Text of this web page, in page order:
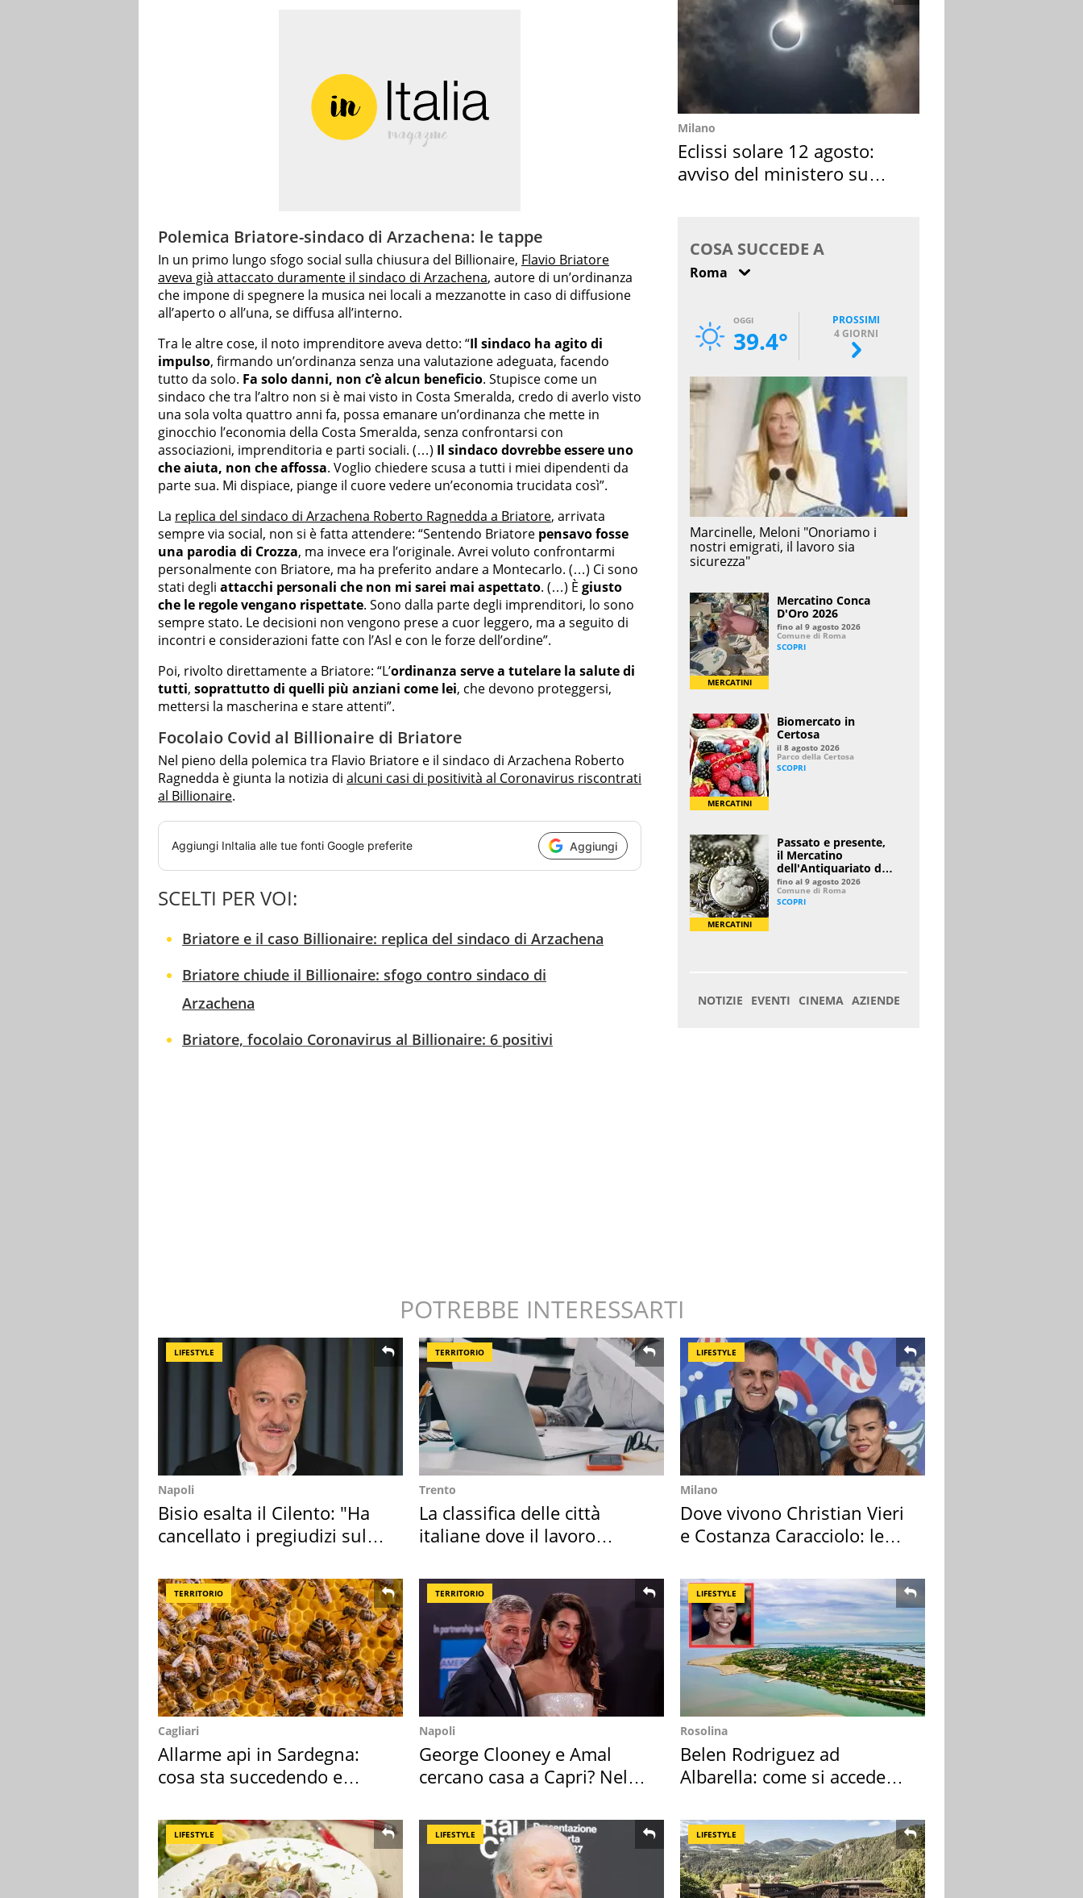
Polemica Briatore-sindaco di Arzachena: le tappe
In un primo lungo sfogo social sulla chiusura del Billionaire, Flavio Briatore
aveva già attaccato duramente il sindaco di Arzachena, autore di un’ordinanza
che impone di spegnere la musica nei locali a mezzanotte in caso di diffusione
all’aperto o all’una, se diffusa all’interno.
Tra le altre cose, il noto imprenditore aveva detto: “Il sindaco ha agito di
impulso, firmando un’ordinanza senza una valutazione adeguata, facendo
tutto da solo. Fa solo danni, non c’è alcun beneficio. Stupisce come un
sindaco che tra l’altro non si è mai visto in Costa Smeralda, credo di averlo visto
una sola volta quattro anni fa, possa emanare un’ordinanza che mette in
ginocchio l’economia della Costa Smeralda, senza confrontarsi con
associazioni, imprenditoria e parti sociali. (…) Il sindaco dovrebbe essere uno
che aiuta, non che affossa. Voglio chiedere scusa a tutti i miei dipendenti da
parte sua. Mi dispiace, piange il cuore vedere un’economia trucidata così”.
La replica del sindaco di Arzachena Roberto Ragnedda a Briatore, arrivata
sempre via social, non si è fatta attendere: “Sentendo Briatore pensavo fosse
una parodia di Crozza, ma invece era l’originale. Avrei voluto confrontarmi
personalmente con Briatore, ma ha preferito andare a Montecarlo. (…) Ci sono
stati degli attacchi personali che non mi sarei mai aspettato. (…) È giusto
che le regole vengano rispettate. Sono dalla parte degli imprenditori, lo sono
sempre stato. Le decisioni non vengono prese a cuor leggero, ma a seguito di
incontri e considerazioni fatte con l’Asl e con le forze dell’ordine”.
Poi, rivolto direttamente a Briatore: “L’ordinanza serve a tutelare la salute di
tutti, soprattutto di quelli più anziani come lei, che devono proteggersi,
mettersi la mascherina e stare attenti”.
Focolaio Covid al Billionaire di Briatore
Nel pieno della polemica tra Flavio Briatore e il sindaco di Arzachena Roberto
Ragnedda è giunta la notizia di alcuni casi di positività al Coronavirus riscontrati
al Billionaire.
Aggiungi InItalia alle tue fonti Google preferite Aggiungi
SCELTI PER VOI:
Briatore e il caso Billionaire: replica del sindaco di Arzachena
Briatore chiude il Billionaire: sfogo contro sindaco di
Arzachena
Briatore, focolaio Coronavirus al Billionaire: 6 positivi
Milano
Eclissi solare 12 agosto:
avviso del ministero su
POTREBBE INTERESSARTI
LIFESTYLE
Napoli
Bisio esalta il Cilento: "Ha
cancellato i pregiudizi sul
TERRITORIO
Trento
La classifica delle città
italiane dove il lavoro
LIFESTYLE
Milano
Dove vivono Christian Vieri
e Costanza Caracciolo: le
TERRITORIO
Cagliari
Allarme api in Sardegna:
cosa sta succedendo e
TERRITORIO
Napoli
George Clooney e Amal
cercano casa a Capri? Nel
LIFESTYLE
Rosolina
Belen Rodriguez ad
Albarella: come si accede
LIFESTYLE LIFESTYLE LIFESTYLE